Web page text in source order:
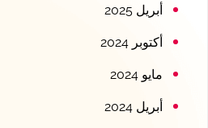
أبريل 2025
أكتوبر 2024
مايو 2024
أبريل 2024